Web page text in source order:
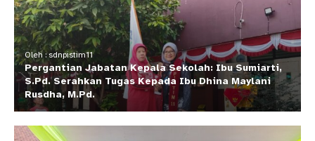
Oleh : sdnpistim11
Pergantian Jabatan Kepala Sekolah: Ibu Sumiarti,
S.Pd. Serahkan Tugas Kepada Ibu Dhina Maylani
Rusdha, M.Pd.